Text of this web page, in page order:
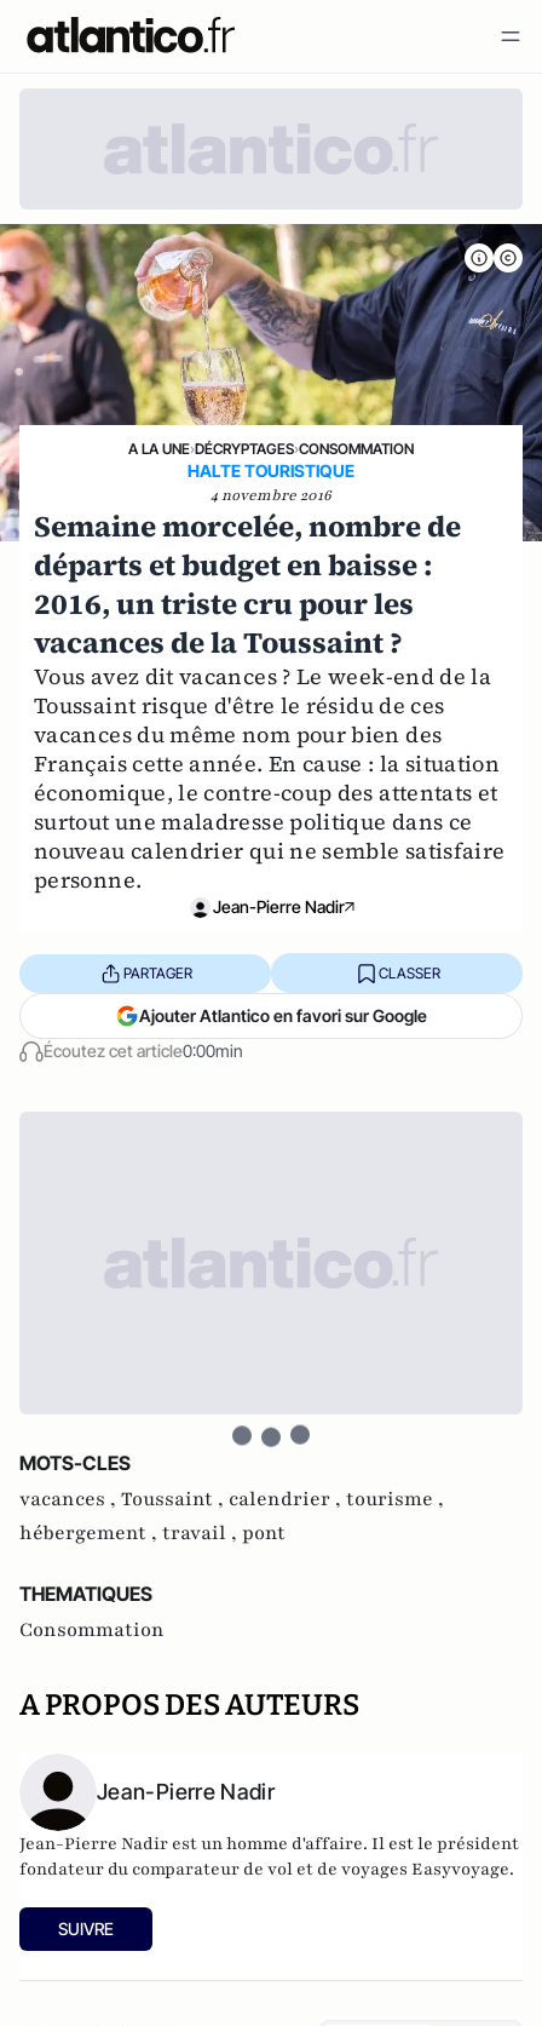
A LA UNE›DÉCRYPTAGES›CONSOMMATION
HALTE TOURISTIQUE
4 novembre 2016
Semaine morcelée, nombre de
départs et budget en baisse :
2016, un triste cru pour les
vacances de la Toussaint ?
Vous avez dit vacances ? Le week-end de la
Toussaint risque d'être le résidu de ces
vacances du même nom pour bien des
Français cette année. En cause : la situation
économique, le contre-coup des attentats et
surtout une maladresse politique dans ce
nouveau calendrier qui ne semble satisfaire
personne.
Jean-Pierre Nadir
Écoutez cet article0:00min
PARTAGER CLASSER
Ajouter Atlantico en favori sur Google
MOTS-CLES
vacances , Toussaint , calendrier , tourisme ,
hébergement , travail , pont
THEMATIQUES
Consommation
A PROPOS DES AUTEURS
Jean-Pierre Nadir
Jean-Pierre Nadir est un homme d'affaire. Il est le président
fondateur du comparateur de vol et de voyages Easyvoyage.
SUIVRE